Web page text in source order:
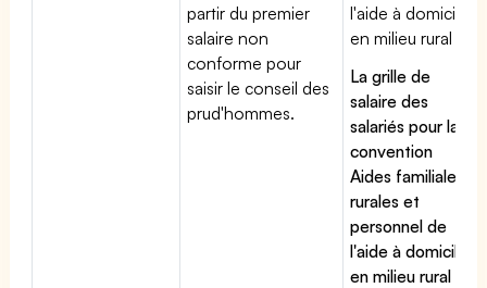
partir du premier
salaire non
conforme pour
saisir le conseil des
prud'hommes.
l'aide à domicile
en milieu rural
La grille de
salaire des
salariés pour la
convention
Aides familiales
rurales et
personnel de
l'aide à domicile
en milieu rural